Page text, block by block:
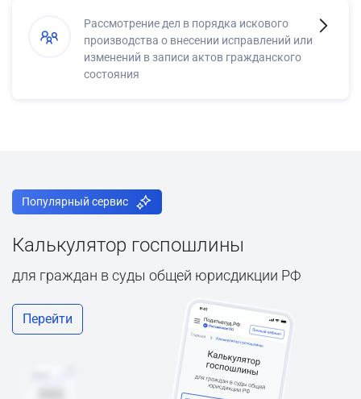
Рассмотрение дел в порядка искового
производства о внесении исправлений или
изменений в записи актов гражданского
состояния
Популярный сервис
Калькулятор госпошлины
для граждан в суды общей юрисдикции РФ
Перейти